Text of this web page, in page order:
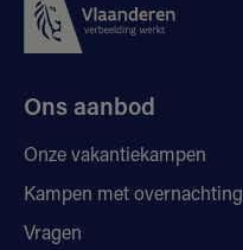
Ons aanbod
Onze vakantiekampen
Kampen met overnachting
Vragen